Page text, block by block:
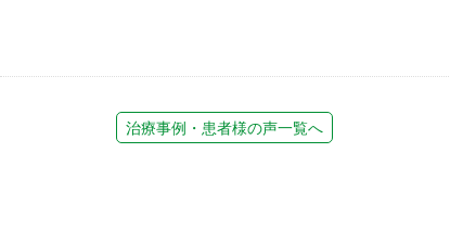
治療事例・患者様の声一覧へ